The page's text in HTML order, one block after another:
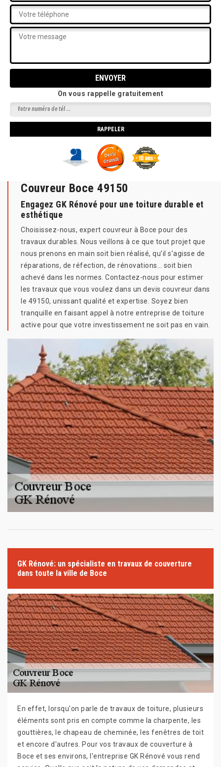
On vous rappelle gratuitement
Couvreur Boce 49150
Engagez GK Rénové pour une toiture durable et
esthétique
Choisissez-nous, expert couvreur à Boce pour des
travaux durables. Nous veillons à ce que tout projet que
nous prenons en main soit bien réalisé, qu’il s’agisse de
réparations, de réfection, de rénovations… soit bien
achevé dans les normes. Contactez-nous pour estimer
les travaux que vous voulez dans un devis couvreur dans
le 49150, unissant qualité et expertise. Soyez bien
tranquille en faisant appel à notre entreprise de toiture
active pour que votre investissement ne soit pas en vain.
GK Rénové: un spécialiste en travaux de couverture
dans toute la ville de Boce
En effet, lorsqu'on parle de travaux de toiture, plusieurs
éléments sont pris en compte comme la charpente, les
gouttières, le chapeau de cheminée, les fenêtres de toit
et encore d'autres. Pour vos travaux de couverture à
Boce et ses environs, l'entreprise GK Rénové vous rend